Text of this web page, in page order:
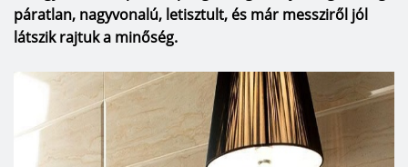
páratlan, nagyvonalú, letisztult, és már messziről jól
látszik rajtuk a minőség.